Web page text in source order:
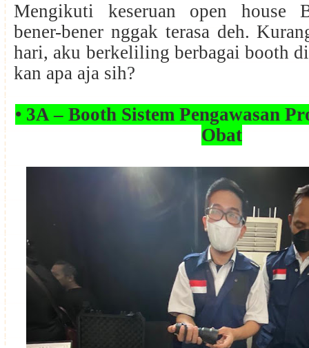
Mengikuti keseruan open house
bener-bener nggak terasa deh.
hari, aku berkeliling berbagai booth di
kan apa aja sih?
• 3A – Booth Sistem Pengawasan
Obat